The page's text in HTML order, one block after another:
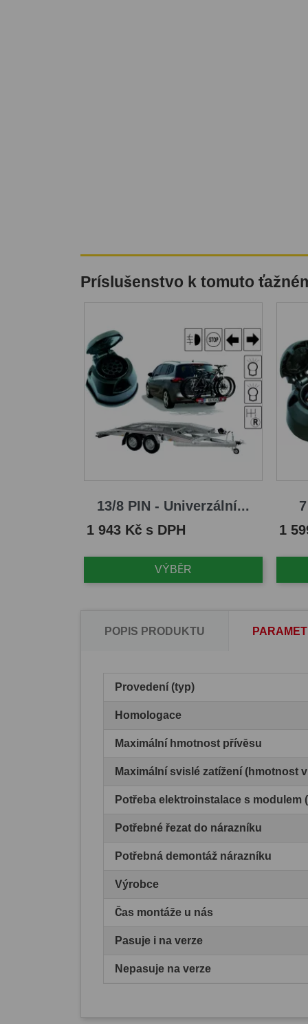
Príslušenstvo k tomuto
13/8 PIN - Univerzální...
Cena
1 943 Kč s DPH
VÝBĚR
Cena
1
POPIS PRODUKTU
Provedení (typ)
Homologace
Maximální hmotnost přívěsu
Maximální svislé zatížení (hmotnost
Potřeba elektroinstalace s modulem
Potřebné řezat do nárazníku
Potřebná demontáž nárazníku
Výrobce
Čas montáže u nás
Pasuje i na verze
Nepasuje na verze